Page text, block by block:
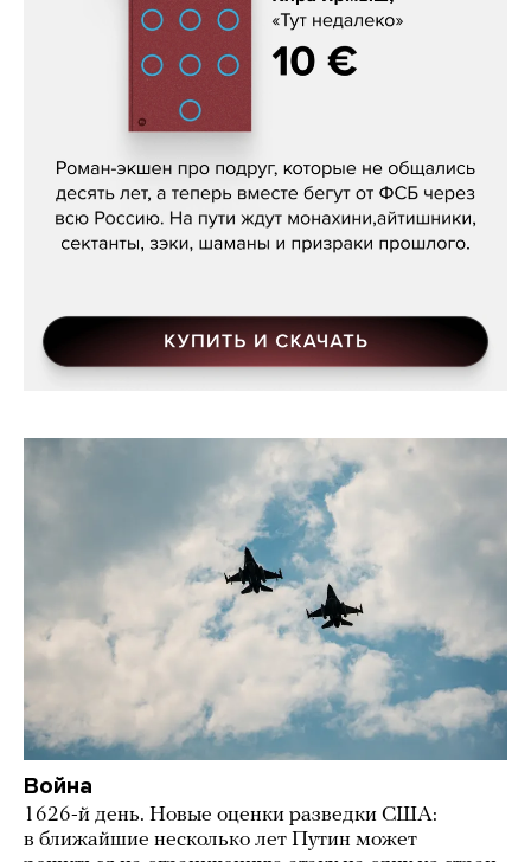
Кира Ярмыш, «Тут недалеко»
Война
1626-й день. Новые оценки разведки США:
в ближайшие несколько лет Путин может